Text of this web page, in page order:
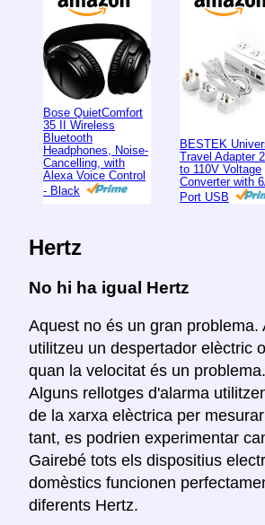
Bose QuietComfort
35 II Wireless
Bluetooth
Headphones, Noise-
Cancelling, with
Alexa Voice Control
- Black
BESTEK
Travel Adapter
to 110V Voltage
Converter with
Port USB
Hertz
No hi ha igual Hertz
Aquest no és un gran problema.
utilitzeu un despertador elèctric
quan la velocitat és un
Alguns rellotges d'alarma
de la xarxa elèctrica per
tant, es podrien experimentar
Gairebé tots els dispositius
domèstics funcionen
diferents Hertz.